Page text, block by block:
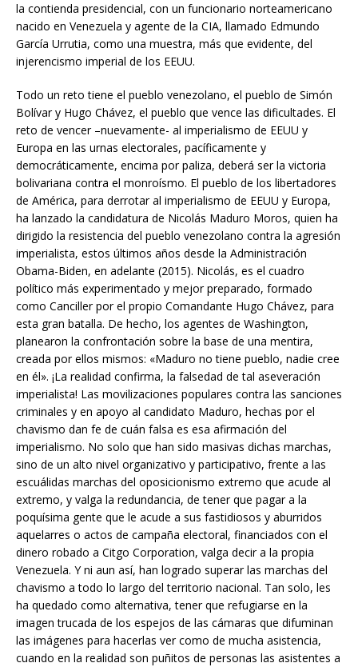
la contienda presidencial, con un funcionario norteamericano
nacido en Venezuela y agente de la CIA, llamado Edmundo
García Urrutia, como una muestra, más que evidente, del
injerencismo imperial de los EEUU.
Todo un reto tiene el pueblo venezolano, el pueblo de Simón
Bolívar y Hugo Chávez, el pueblo que vence las dificultades. El
reto de vencer –nuevamente- al imperialismo de EEUU y
Europa en las urnas electorales, pacíficamente y
democráticamente, encima por paliza, deberá ser la victoria
bolivariana contra el monroísmo. El pueblo de los libertadores
de América, para derrotar al imperialismo de EEUU y Europa,
ha lanzado la candidatura de Nicolás Maduro Moros, quien ha
dirigido la resistencia del pueblo venezolano contra la agresión
imperialista, estos últimos años desde la Administración
Obama-Biden, en adelante (2015). Nicolás, es el cuadro
político más experimentado y mejor preparado, formado
como Canciller por el propio Comandante Hugo Chávez, para
esta gran batalla. De hecho, los agentes de Washington,
planearon la confrontación sobre la base de una mentira,
creada por ellos mismos: «Maduro no tiene pueblo, nadie cree
en él». ¡La realidad confirma, la falsedad de tal aseveración
imperialista! Las movilizaciones populares contra las sanciones
criminales y en apoyo al candidato Maduro, hechas por el
chavismo dan fe de cuán falsa es esa afirmación del
imperialismo. No solo que han sido masivas dichas marchas,
sino de un alto nivel organizativo y participativo, frente a las
escuálidas marchas del oposicionismo extremo que acude al
extremo, y valga la redundancia, de tener que pagar a la
poquísima gente que le acude a sus fastidiosos y aburridos
aquelarres o actos de campaña electoral, financiados con el
dinero robado a Citgo Corporation, valga decir a la propia
Venezuela. Y ni aun así, han logrado superar las marchas del
chavismo a todo lo largo del territorio nacional. Tan solo, les
ha quedado como alternativa, tener que refugiarse en la
imagen trucada de los espejos de las cámaras que difuminan
las imágenes para hacerlas ver como de mucha asistencia,
cuando en la realidad son puñitos de personas las asistentes a